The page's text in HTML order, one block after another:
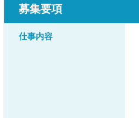
募集要項
仕事内容